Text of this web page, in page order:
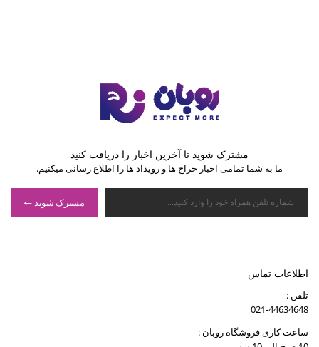
مشترک شوید تا آخرین اخبار را دریافت کنید
ما به شما تمامی اخبار حراج ها و رویداد ها را اطلاع رسانی میکنیم.
مشترک شوید
اطلاعات تماس
تلفن :
021-44634648
ساعت کاری فروشگاه روبان :